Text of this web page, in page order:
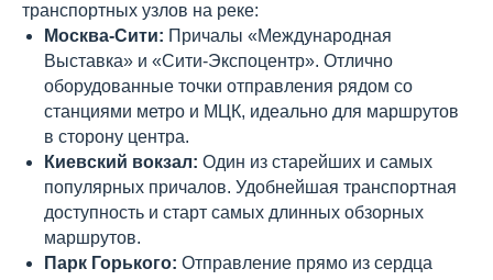
транспортных узлов на реке:
Москва-Сити: Причалы «Международная
Выставка» и «Сити-Экспоцентр». Отлично
оборудованные точки отправления рядом со
станциями метро и МЦК, идеально для маршрутов
в сторону центра.
Киевский вокзал: Один из старейших и самых
популярных причалов. Удобнейшая транспортная
доступность и старт самых длинных обзорных
маршрутов.
Парк Горького: Отправление прямо из сердца